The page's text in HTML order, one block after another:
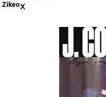
Zikeo